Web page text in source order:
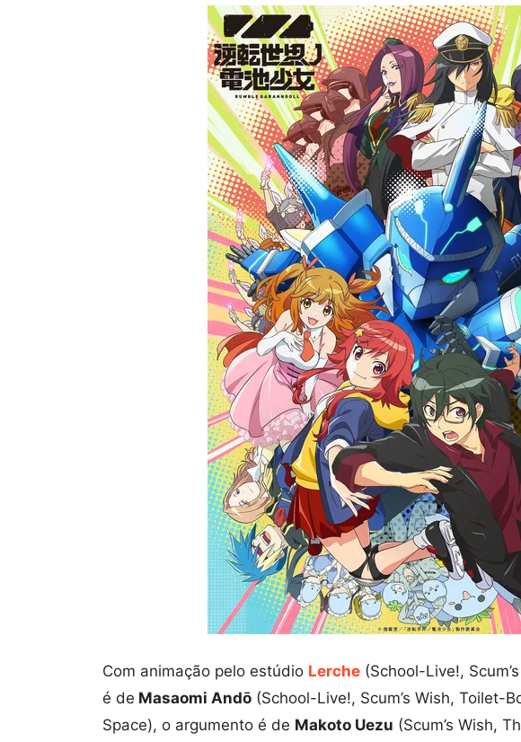
Com animação pelo estúdio Lerche (School-Live!,
é de Masaomi Andō (School-Live!, Scum’s Wish, Toilet-
Space), o argumento é de Makoto Uezu (Scum’s Wish,